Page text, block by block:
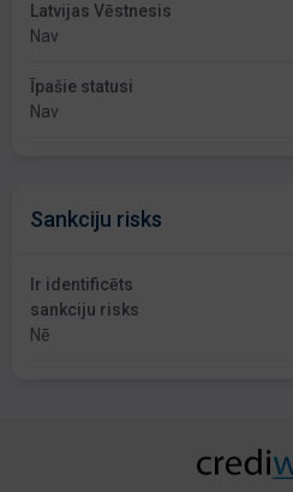
Latvijas Vēstnesis
Nav
Īpašie statusi
Nav
Sankciju risks
Ir identificēts
sankciju risks
Nē